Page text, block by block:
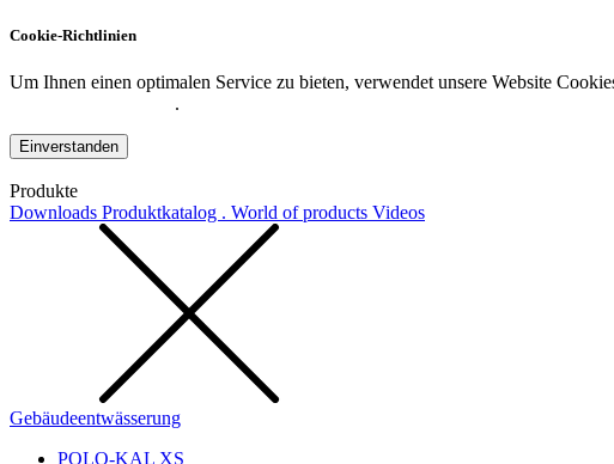
Cookie-Richtlinien
Um Ihnen einen optimalen Service zu bieten, verwendet unsere Website
.
Einverstanden
Produkte
Downloads Produktkatalog . World of products Videos
Gebäudeentwässerung
POLO-KAL XS